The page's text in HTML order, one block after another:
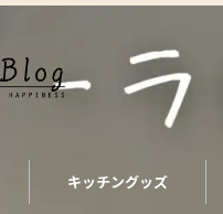
キッチングッズ